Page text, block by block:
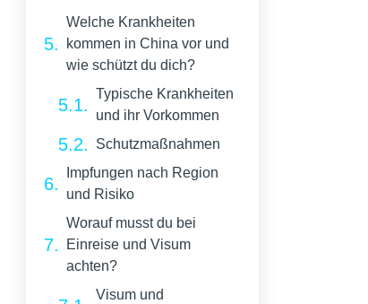
Welche Krankheiten
kommen in China vor und
wie schützt du dich?
Typische Krankheiten
und ihr Vorkommen
Schutzmaßnahmen
Impfungen nach Region
und Risiko
Worauf musst du bei
Einreise und Visum
achten?
Visum und